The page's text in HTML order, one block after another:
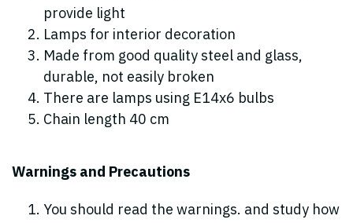
provide light
Lamps for interior decoration
Made from good quality steel and glass,
durable, not easily broken
There are lamps using E14x6 bulbs
Chain length 40 cm
Warnings and Precautions
You should read the warnings. and study how